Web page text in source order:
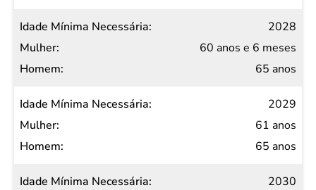
2028
60 anos e 6 meses
65 anos
2029
61 anos
65 anos
2030